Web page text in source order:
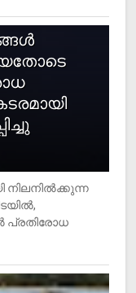
പ്രതിരോധ